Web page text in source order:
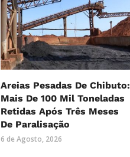
Areias Pesadas De Chibuto:
Mais De 100 Mil Toneladas
Retidas Após Três Meses
De Paralisação
6 de Agosto, 2026